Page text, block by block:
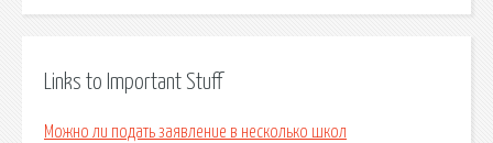
Links to Important Stuff
Можно ли подать заявление в несколько школ